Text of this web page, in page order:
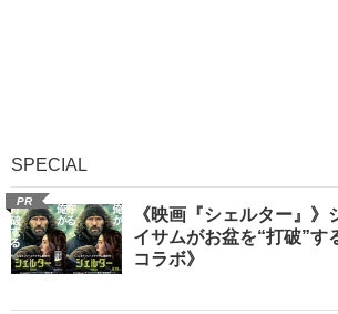
SPECIAL
PR
《映画『シェルター』
イサムがお盆を“打破”す
コラボ》